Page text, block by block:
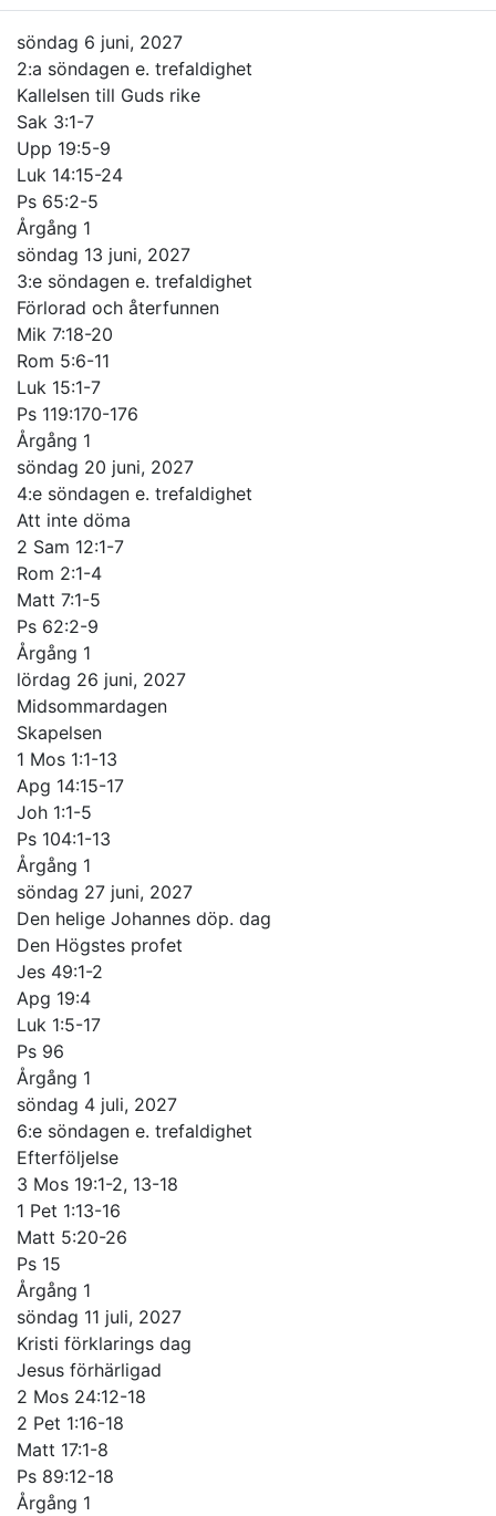
söndag 6 juni, 2027
2:a söndagen e. trefaldighet
Kallelsen till Guds rike
Sak 3:1-7
Upp 19:5-9
Luk 14:15-24
Ps 65:2-5
Årgång 1
söndag 13 juni, 2027
3:e söndagen e. trefaldighet
Förlorad och återfunnen
Mik 7:18-20
Rom 5:6-11
Luk 15:1-7
Ps 119:170-176
Årgång 1
söndag 20 juni, 2027
4:e söndagen e. trefaldighet
Att inte döma
2 Sam 12:1-7
Rom 2:1-4
Matt 7:1-5
Ps 62:2-9
Årgång 1
lördag 26 juni, 2027
Midsommardagen
Skapelsen
1 Mos 1:1-13
Apg 14:15-17
Joh 1:1-5
Ps 104:1-13
Årgång 1
söndag 27 juni, 2027
Den helige Johannes döp. dag
Den Högstes profet
Jes 49:1-2
Apg 19:4
Luk 1:5-17
Ps 96
Årgång 1
söndag 4 juli, 2027
6:e söndagen e. trefaldighet
Efterföljelse
3 Mos 19:1-2, 13-18
1 Pet 1:13-16
Matt 5:20-26
Ps 15
Årgång 1
söndag 11 juli, 2027
Kristi förklarings dag
Jesus förhärligad
2 Mos 24:12-18
2 Pet 1:16-18
Matt 17:1-8
Ps 89:12-18
Årgång 1